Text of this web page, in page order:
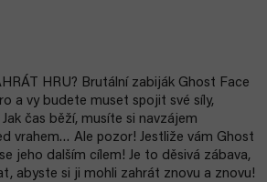
HRU? Brutální zabiják Ghost Face
a vy budete muset spojit své síly,
čas běží, musíte si navzájem
vrahem… Ale pozor! Jestliže vám Ghost
jeho dalším cílem! Je to děsivá zábava,
abyste si ji mohli zahrát znovu a znovu!